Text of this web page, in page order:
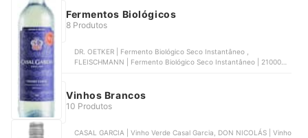
Fermentos Biológicos
8 Produtos
DR. OETKER | Fermento Biológico Seco Instantâneo ,
FLEISCHMANN | Fermento Biológico Seco Instantâneo | 2100070,
FLEISCHMANN | Fermento Biológico Seco Instantâneo Massa
Doce | 2100124
Vinhos Brancos
10 Produtos
CASAL GARCIA | Vinho Verde Casal Garcia, DON NICOLÁS | Vinho